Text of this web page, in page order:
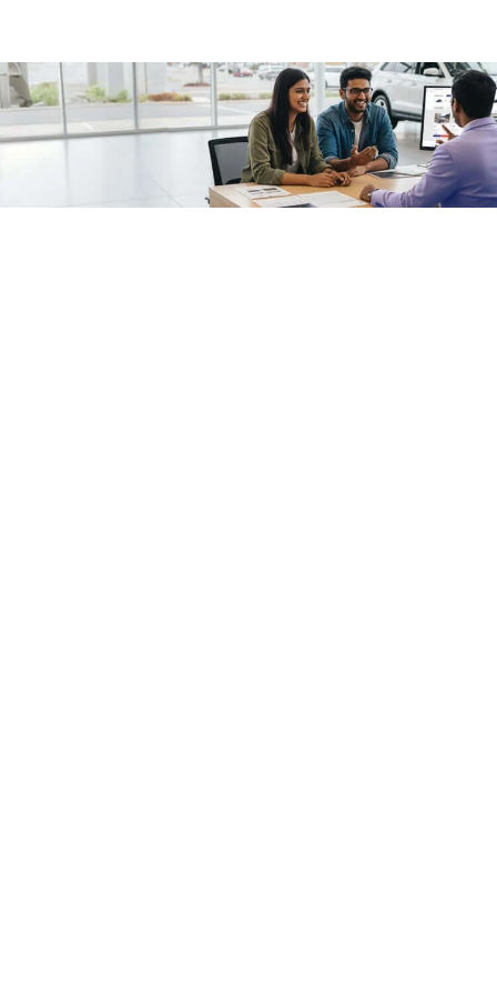
/fragments/plp-details